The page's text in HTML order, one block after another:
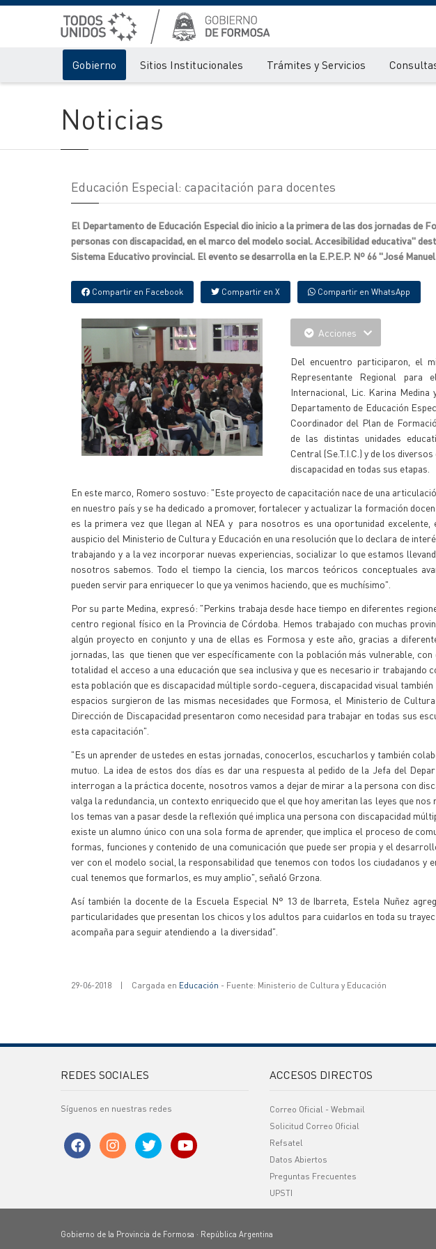
Gobierno Sitios Institucionales Trámites y Servicios
Noticias
Educación Especial: capacitación para docentes
El Departamento de Educación Especial dio inicio a la primera de las dos jornadas de
personas con discapacidad, en el marco del modelo social. Accesibilidad educativa"
Sistema Educativo provincial. El evento se desarrolla en la E.P.E.P. Nº 66 "José
Compartir en Facebook Compartir en X Compartir en WhatsApp
Acciones
Del encuentro participaron, el
Representante Regional
Internacional, Lic. Karina
Departamento de Educación
Coordinador del Plan de
de las distintas unidades
Central (Se.T.I.C.) y de los
discapacidad en todas sus etapas.
En este marco, Romero sostuvo: "Este proyecto de capacitación nace de una
en nuestro país y se ha dedicado a promover, fortalecer y actualizar la formación
es la primera vez que llegan al NEA y para nosotros es una oportunidad
auspicio del Ministerio de Cultura y Educación en una resolución que lo declara de
trabajando y a la vez incorporar nuevas experiencias, socializar lo que estamos
nosotros sabemos. Todo el tiempo la ciencia, los marcos teóricos conceptuales
pueden servir para enriquecer lo que ya venimos haciendo, que es muchísimo".
Por su parte Medina, expresó: "Perkins trabaja desde hace tiempo en diferentes
centro regional físico en la Provincia de Córdoba. Hemos trabajado con muchas
algún proyecto en conjunto y una de ellas es Formosa y este año, gracias a
jornadas, las que tienen que ver específicamente con la población más vulnerable,
totalidad el acceso a una educación que sea inclusiva y que es necesario ir
esta población que es discapacidad múltiple sordo-ceguera, discapacidad visual
espacios surgieron de las mismas necesidades que Formosa, el Ministerio de
Dirección de Discapacidad presentaron como necesidad para trabajar en todas sus
esta capacitación".
"Es un aprender de ustedes en estas jornadas, conocerlos, escucharlos y también
mutuo. La idea de estos dos días es dar una respuesta al pedido de la Jefa del
interrogan a la práctica docente, nosotros vamos a dejar de mirar a la persona con
valga la redundancia, un contexto enriquecido que el que hoy ameritan las leyes que
los temas van a pasar desde la reflexión qué implica una persona con discapacidad
existe un alumno único con una sola forma de aprender, que implica el proceso de
formas, funciones y contenido de una comunicación que puede ser propia y el
ver con el modelo social, la responsabilidad que tenemos con todos los ciudadanos y
cual tenemos que formarlos, es muy amplio", señaló Grzona.
Así también la docente de la Escuela Especial N° 13 de Ibarreta, Estela Nuñez
particularidades que presentan los chicos y los adultos para cuidarlos en toda su
acompaña para seguir atendiendo a la diversidad".
29-06-2018 | Cargada en Educación - Fuente: Ministerio de Cultura y Educación
REDES SOCIALES
Síguenos en nuestras redes
ACCESOS DIRECTOS
Correo Oficial - Webmail
Solicitud Correo Oficial
Refsatel
Datos Abiertos
Preguntas Frecuentes
UPSTI
Gobierno de la Provincia de Formosa · República Argentina